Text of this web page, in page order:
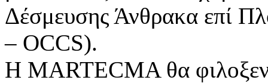
Δέσμευσης Άνθρακα επί
– OCCS).
Η MARTECMA θα